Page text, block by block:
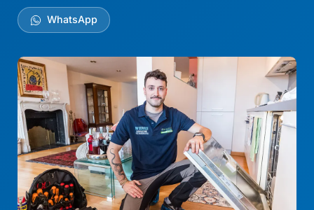
WhatsApp